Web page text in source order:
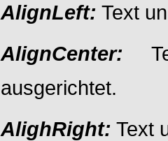
AlignLeft: Text
AlignCenter:
ausgerichtet.
AlighRight: Text